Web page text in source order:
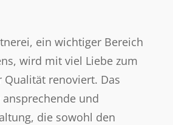
ein wichtiger Bereich
wird mit viel Liebe zum
renoviert. Das
und
die sowohl den